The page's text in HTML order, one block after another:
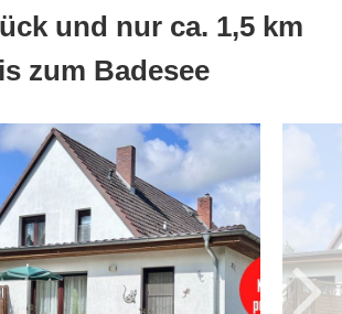
und nur ca. 1,5 km
zum Badesee